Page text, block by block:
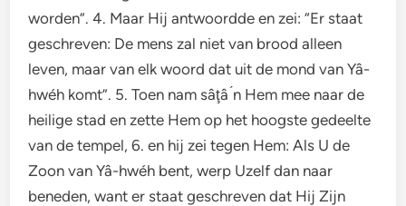
worden”. 4. Maar Hij antwoordde en zei: “Er staat
geschreven: De mens zal niet van brood alleen
leven, maar van elk woord dat uit de mond van Yâ-
hwéh komt”. 5. Toen nam sâţâ ́n Hem mee naar de
heilige stad en zette Hem op het hoogste gedeelte
van de tempel, 6. en hij zei tegen Hem: Als U de
Zoon van Yâ-hwéh bent, werp Uzelf dan naar
beneden, want er staat geschreven dat Hij Zijn